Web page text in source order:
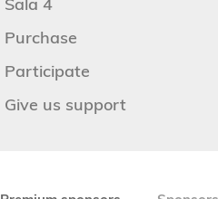
Purchase
Participate
Give us support